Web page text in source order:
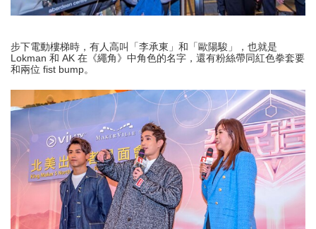
步下電動樓梯時，有人高叫「李承東」和「歐陽駿」，也就是
Lokman 和 AK 在《繩角》中角色的名字，還有粉絲帶同紅色拳套要
和兩位 fist bump。